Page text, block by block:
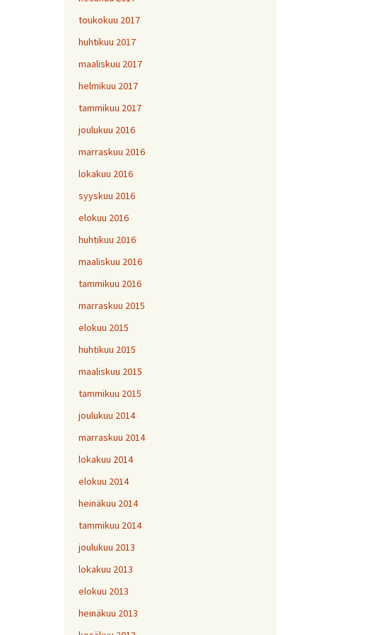
toukokuu 2017
huhtikuu 2017
maaliskuu 2017
helmikuu 2017
tammikuu 2017
joulukuu 2016
marraskuu 2016
lokakuu 2016
syyskuu 2016
elokuu 2016
huhtikuu 2016
maaliskuu 2016
tammikuu 2016
marraskuu 2015
elokuu 2015
huhtikuu 2015
maaliskuu 2015
tammikuu 2015
joulukuu 2014
marraskuu 2014
lokakuu 2014
elokuu 2014
heinäkuu 2014
tammikuu 2014
joulukuu 2013
lokakuu 2013
elokuu 2013
heinäkuu 2013